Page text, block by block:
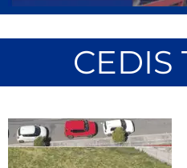
CEDIS